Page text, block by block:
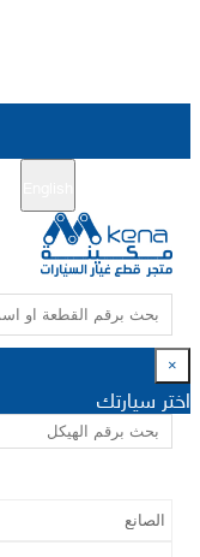
×
اختر سيارتك